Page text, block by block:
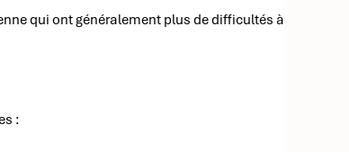
qui ont généralement plus de difficultés à
: